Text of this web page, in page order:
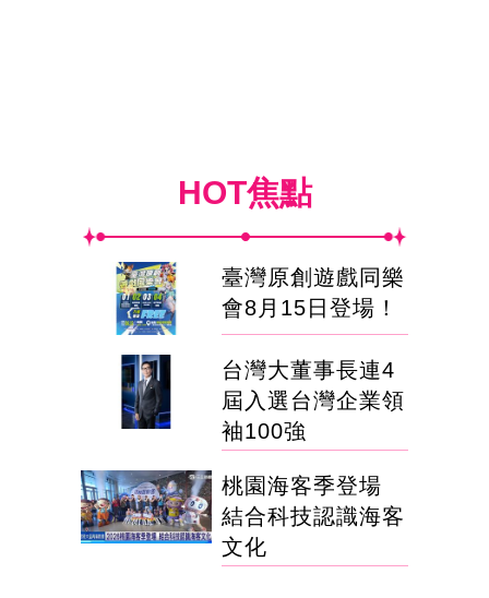
HOT焦點
臺灣原創遊戲同樂
會8月15日登場！
台灣大董事長連4
屆入選台灣企業領
袖100強
桃園海客季登場
結合科技認識海客
文化